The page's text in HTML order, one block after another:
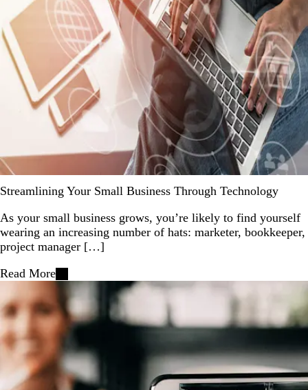
Streamlining Your Small Business Through Technology
As your small business grows, you’re likely to find yourself
wearing an increasing number of hats: marketer, bookkeeper,
project manager […]
Read More